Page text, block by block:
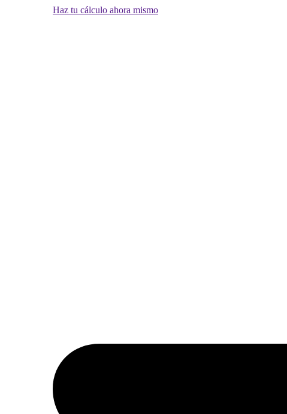
Haz tu cálculo ahora mismo